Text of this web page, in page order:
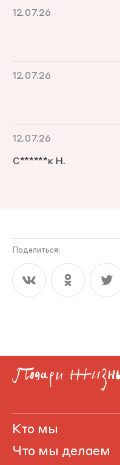
12.07.26
12.07.26
12.07.26
С******к Н.
Поделиться:
Кто мы
Что мы делаем